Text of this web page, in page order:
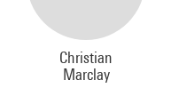
Christian
Marclay